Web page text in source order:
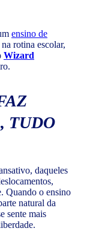
ensino de
rotina escolar,
Wizard
TUDO
daqueles
Quando o ensino
natural da
sente mais